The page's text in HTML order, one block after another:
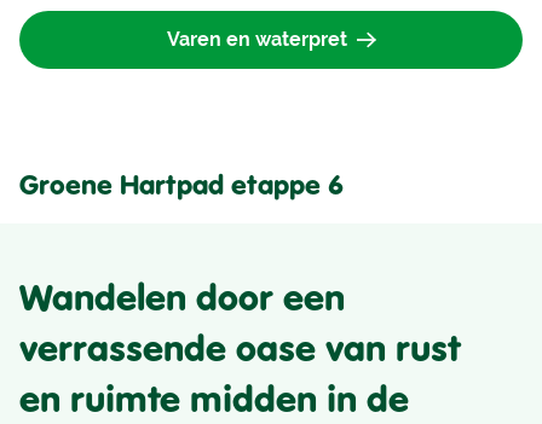
Varen en waterpret
Groene Hartpad etappe 6
Wandelen door een
verrassende oase van rust
en ruimte midden in de